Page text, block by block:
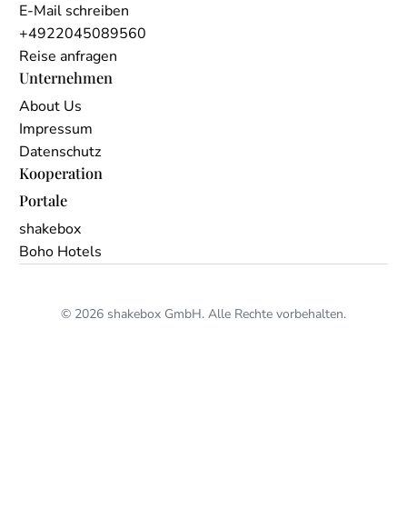
E-Mail schreiben
+4922045089560
Reise anfragen
Unternehmen
About Us
Impressum
Datenschutz
Kooperation
Portale
shakebox
Boho Hotels
© 2026 shakebox GmbH. Alle Rechte vorbehalten.